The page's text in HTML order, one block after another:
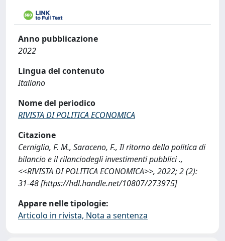
Anno pubblicazione
2022
Lingua del contenuto
Italiano
Nome del periodico
RIVISTA DI POLITICA ECONOMICA
Citazione
Cerniglia, F. M., Saraceno, F., Il ritorno della politica di
bilancio e il rilanciodegli investimenti pubblici .,
<<RIVISTA DI POLITICA ECONOMICA>>, 2022; 2 (2):
31-48 [https://hdl.handle.net/10807/273975]
Appare nelle tipologie:
Articolo in rivista, Nota a sentenza